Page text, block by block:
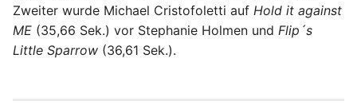
Zweiter wurde Michael Cristofoletti auf Hold it against
ME (35,66 Sek.) vor Stephanie Holmen und Flip´s
Little Sparrow (36,61 Sek.).